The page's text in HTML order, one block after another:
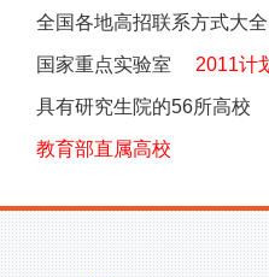
全国各地高招联系方式大全
国家重点实验室 2011计
具有研究生院的56所高校
教育部直属高校